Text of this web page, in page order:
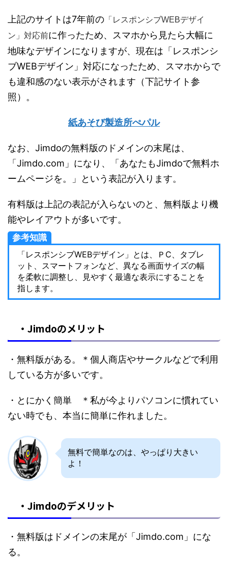
上記のサイトは7年前の 「レスポンシブWEBデザイ
ン」対応前に作ったため、スマホから見たら大幅に
地味なデザインになりますが、現在は「レスポンシ
ブWEBデザイン」対応になったため、スマホからで
も違和感のない表示がされます（下記サイト参
照）。
紙あそび製造所ぺパル
なお、Jimdoの無料版のドメインの末尾は、
「Jimdo.com」になり、「あなたもJimdoで無料ホ
ームページを。」という表記が入ります。
有料版は上記の表記が入らないのと、無料版より機
能やレイアウトが多いです。
参考知識
「レスポンシブWEBデザイン」とは、ＰC、タブレ
ット、スマートフォンなど、異なる画面サイズの幅
を柔軟に調整し、見やすく最適な表示にすることを
指します。
・Jimdoのメリット
・無料版がある。＊個人商店やサークルなどで利用
している方が多いです。
・とにかく簡単 ＊私が今よりパソコンに慣れてい
ない時でも、本当に簡単に作れました。
無料で簡単なのは、やっぱり大きい
よ！
・Jimdoのデメリット
・無料版はドメインの末尾が「Jimdo.com」にな
る。